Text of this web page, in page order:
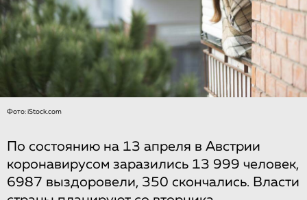
Фото: iStock.com
По состоянию на 13 апреля в Австрии
коронавирусом заразились 13 999 человек,
6987 выздоровели, 350 скончались. Власти